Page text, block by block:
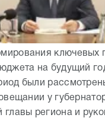
ключевых
на будущий
были
у
главы региона и